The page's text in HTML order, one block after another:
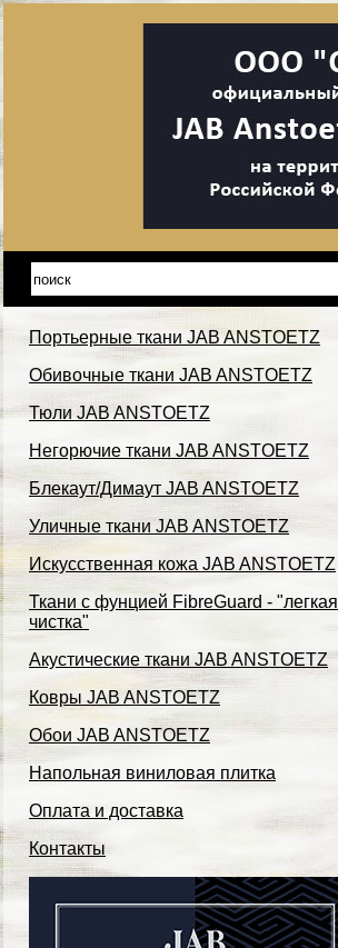
Портьерные ткани JAB ANSTOETZ
Обивочные ткани JAB ANSTOETZ
Тюли JAB ANSTOETZ
Негорючие ткани JAB ANSTOETZ
Блекаут/Димаут JAB ANSTOETZ
Уличные ткани JAB ANSTOETZ
Искусственная кожа JAB ANSTOETZ
Ткани с фунцией FibreGuard - "легкая
чистка"
Акустические ткани JAB ANSTOETZ
Ковры JAB ANSTOETZ
Обои JAB ANSTOETZ
Напольная виниловая плитка
Оплата и доставка
Контакты